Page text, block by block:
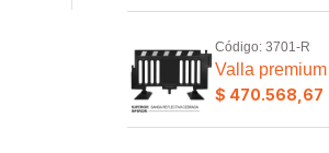
Código: 3701-R
Valla premium
$ 470.568,67